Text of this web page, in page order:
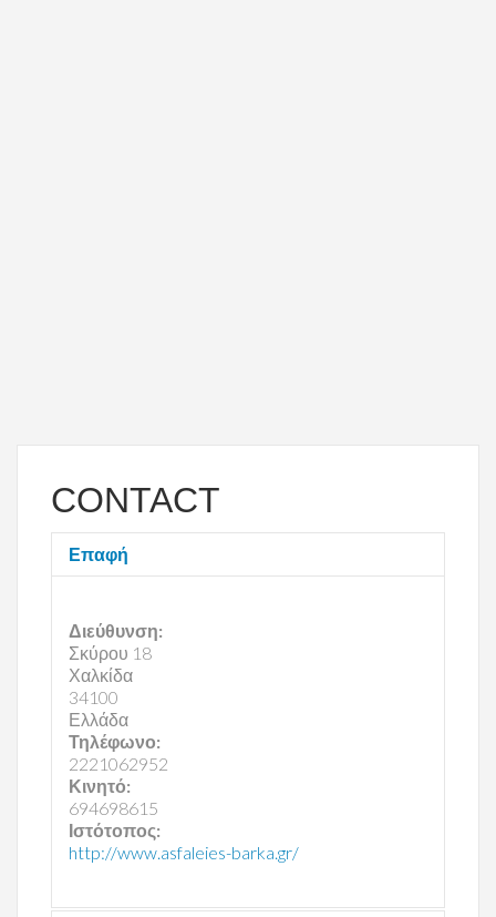
CONTACT
Επαφή
Διεύθυνση:
Σκύρου 18
Χαλκίδα
34100
Ελλάδα
Τηλέφωνο:
2221062952
Κινητό:
694698615
Ιστότοπος:
http://www.asfaleies-barka.gr/